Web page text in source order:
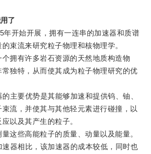
了
开始开展，拥有一连串的加速器和质谱
束流来研究粒子物理和核物理学。
有许多岩石资源的天然地质构造物
独特，从而使其成为粒子物理研究的优
要优势是其能够加速和提供钨、铀、
流，并使其与其他轻元素进行碰撞，以
以及其产生的粒子。
些高能粒子的质量、动量以及能量。
相比，该加速器的成本较低，同时也